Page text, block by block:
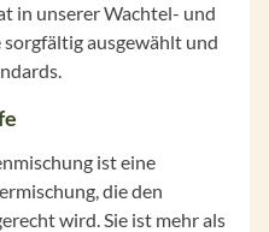
in unserer Wachtel- und
ausgewählt und
ist eine
die den
wird. Sie ist mehr als